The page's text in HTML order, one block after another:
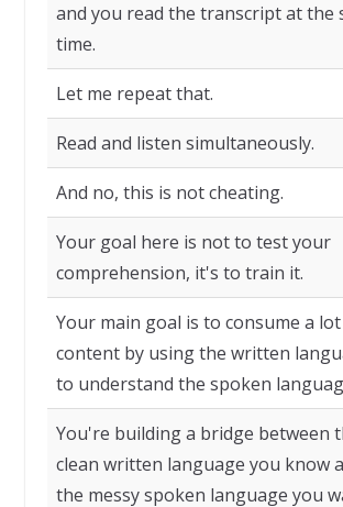
and you read the transcript at the
time.
Let me repeat that.
Read and listen simultaneously.
And no, this is not cheating.
Your goal here is not to test your
comprehension, it's to train it.
Your main goal is to consume a
content by using the written
to understand the spoken
You're building a bridge between
clean written language you know
the messy spoken language you